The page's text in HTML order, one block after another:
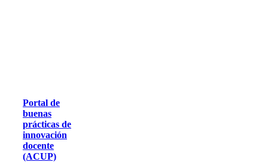
Portal de
buenas
prácticas de
innovación
docente
(ACUP)